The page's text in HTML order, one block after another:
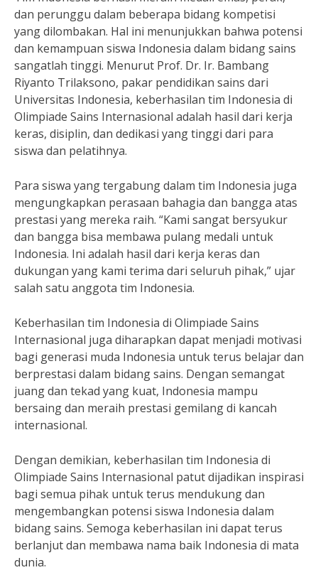
dan perunggu dalam beberapa bidang kompetisi
yang dilombakan. Hal ini menunjukkan bahwa potensi
dan kemampuan siswa Indonesia dalam bidang sains
sangatlah tinggi. Menurut Prof. Dr. Ir. Bambang
Riyanto Trilaksono, pakar pendidikan sains dari
Universitas Indonesia, keberhasilan tim Indonesia di
Olimpiade Sains Internasional adalah hasil dari kerja
keras, disiplin, dan dedikasi yang tinggi dari para
siswa dan pelatihnya.
Para siswa yang tergabung dalam tim Indonesia juga
mengungkapkan perasaan bahagia dan bangga atas
prestasi yang mereka raih. “Kami sangat bersyukur
dan bangga bisa membawa pulang medali untuk
Indonesia. Ini adalah hasil dari kerja keras dan
dukungan yang kami terima dari seluruh pihak,” ujar
salah satu anggota tim Indonesia.
Keberhasilan tim Indonesia di Olimpiade Sains
Internasional juga diharapkan dapat menjadi motivasi
bagi generasi muda Indonesia untuk terus belajar dan
berprestasi dalam bidang sains. Dengan semangat
juang dan tekad yang kuat, Indonesia mampu
bersaing dan meraih prestasi gemilang di kancah
internasional.
Dengan demikian, keberhasilan tim Indonesia di
Olimpiade Sains Internasional patut dijadikan inspirasi
bagi semua pihak untuk terus mendukung dan
mengembangkan potensi siswa Indonesia dalam
bidang sains. Semoga keberhasilan ini dapat terus
berlanjut dan membawa nama baik Indonesia di mata
dunia.